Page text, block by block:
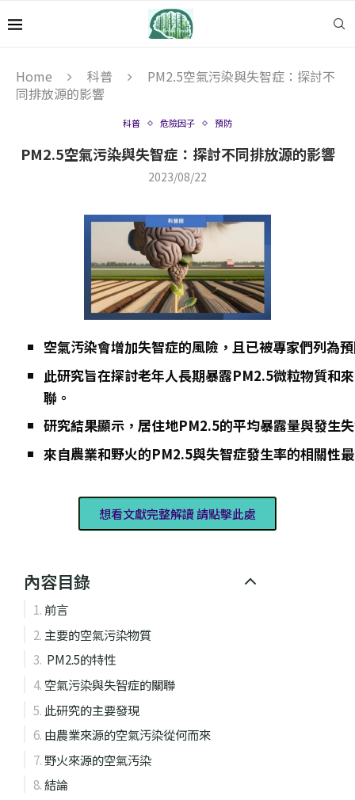
Home 科普
PM2.5空氣污染與失智症：探討不
同排放源的影響
科普 危險因子 預防
PM2.5空氣污染與失智症：探討不同排放源的影響
2023/08/22
空氣汚染會增加失智症的風險，且已被專家們列為
此研究旨在探討老年人長期暴露PM2.5微粒物質和
聯。
研究結果顯示，居住地PM2.5的平均暴露量與發生
來自農業和野火的PM2.5與失智症發生率的相關性
想看文獻完整解讀 請點擊此處
內容目錄
前言
主要的空氣污染物質
PM2.5的特性
空氣污染與失智症的關聯
此研究的主要發現
由農業來源的空氣汚染從何而來
野火來源的空氣汚染
結論